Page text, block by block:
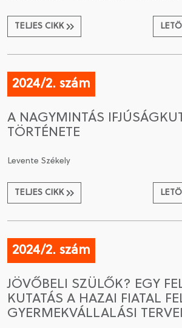
TELJES CIKK
2024/2. szám
A NAGYMINTÁS
TÖRTÉNETE
Levente Székely
TELJES CIKK
2024/2. szám
JÖVŐBELI SZÜLŐK? EGY
KUTATÁS A HAZAI FIATAL
GYERMEKVÁLLALÁSI